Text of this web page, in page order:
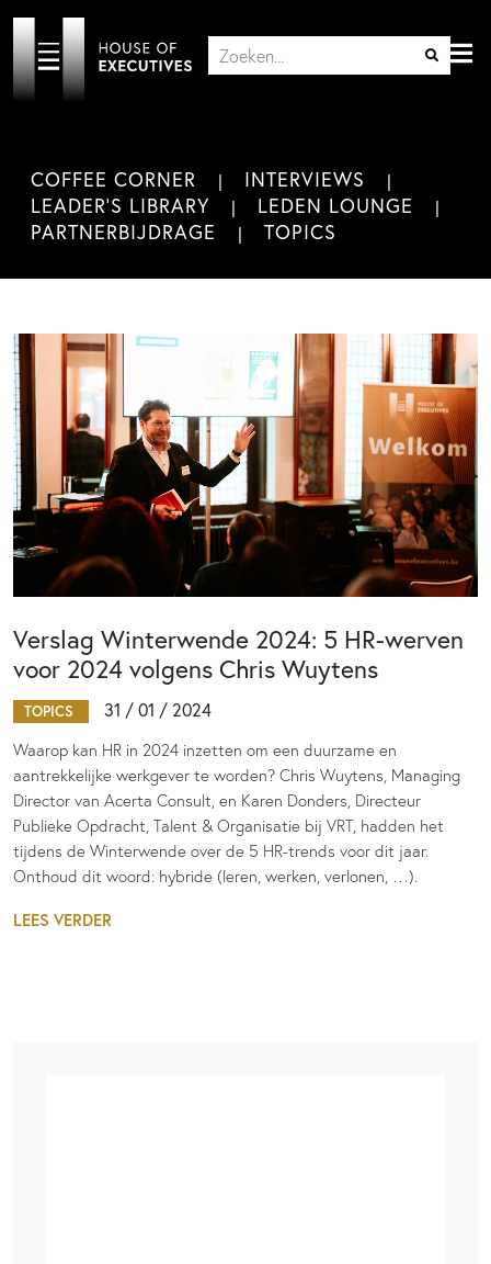
COFFEE CORNER
INTERVIEWS
LEADER'S LIBRARY
LEDEN LOUNGE
PARTNERBIJDRAGE
TOPICS
Verslag Winterwende 2024: 5 HR-werven
voor 2024 volgens Chris Wuytens
TOPICS 31 / 01 / 2024
Waarop kan HR in 2024 inzetten om een duurzame en
aantrekkelijke werkgever te worden? Chris Wuytens, Managing
Director van Acerta Consult, en Karen Donders, Directeur
Publieke Opdracht, Talent & Organisatie bij VRT, hadden het
tijdens de Winterwende over de 5 HR-trends voor dit jaar.
Onthoud dit woord: hybride (leren, werken, verlonen, …).
LEES VERDER